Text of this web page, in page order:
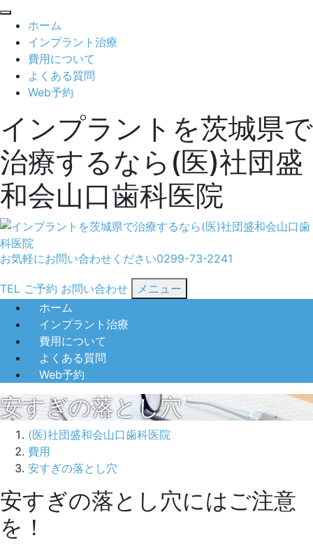
ホーム
インプラント治療
費用について
よくある質問
Web予約
インプラントを茨城県で
治療するなら(医)社団盛
和会山口歯科医院
お気軽にお問い合わせください0299-73-2241
TEL ご予約 お問い合わせ
メニュー
ホーム
インプラント治療
費用について
よくある質問
Web予約
安すぎの落とし穴
(医)社団盛和会山口歯科医院
費用
安すぎの落とし穴
2022
年
5
安すぎの落とし穴にはご注意
を！